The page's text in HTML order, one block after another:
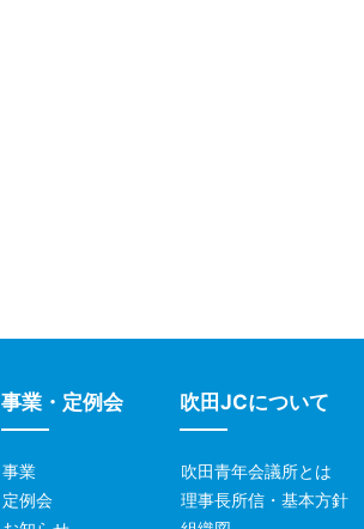
事業・定例会
事業
定例会
吹田JCについて
吹田青年会議所とは
理事長所信・基本方針